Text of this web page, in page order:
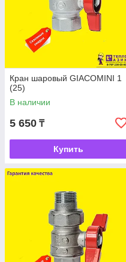
Кран шаровый GIACOMINI 1
(25)
В наличии
5 650 ₸
Купить